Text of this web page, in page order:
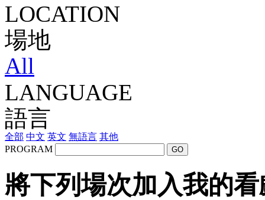
LOCATION
場地
All
LANGUAGE
語言
全部 中文 英文 無語言 其他
PROGRAM
GO
將下列場次加入我的